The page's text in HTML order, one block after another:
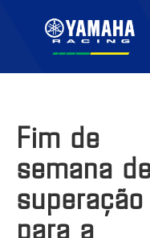
Fim de
semana
superação
para a